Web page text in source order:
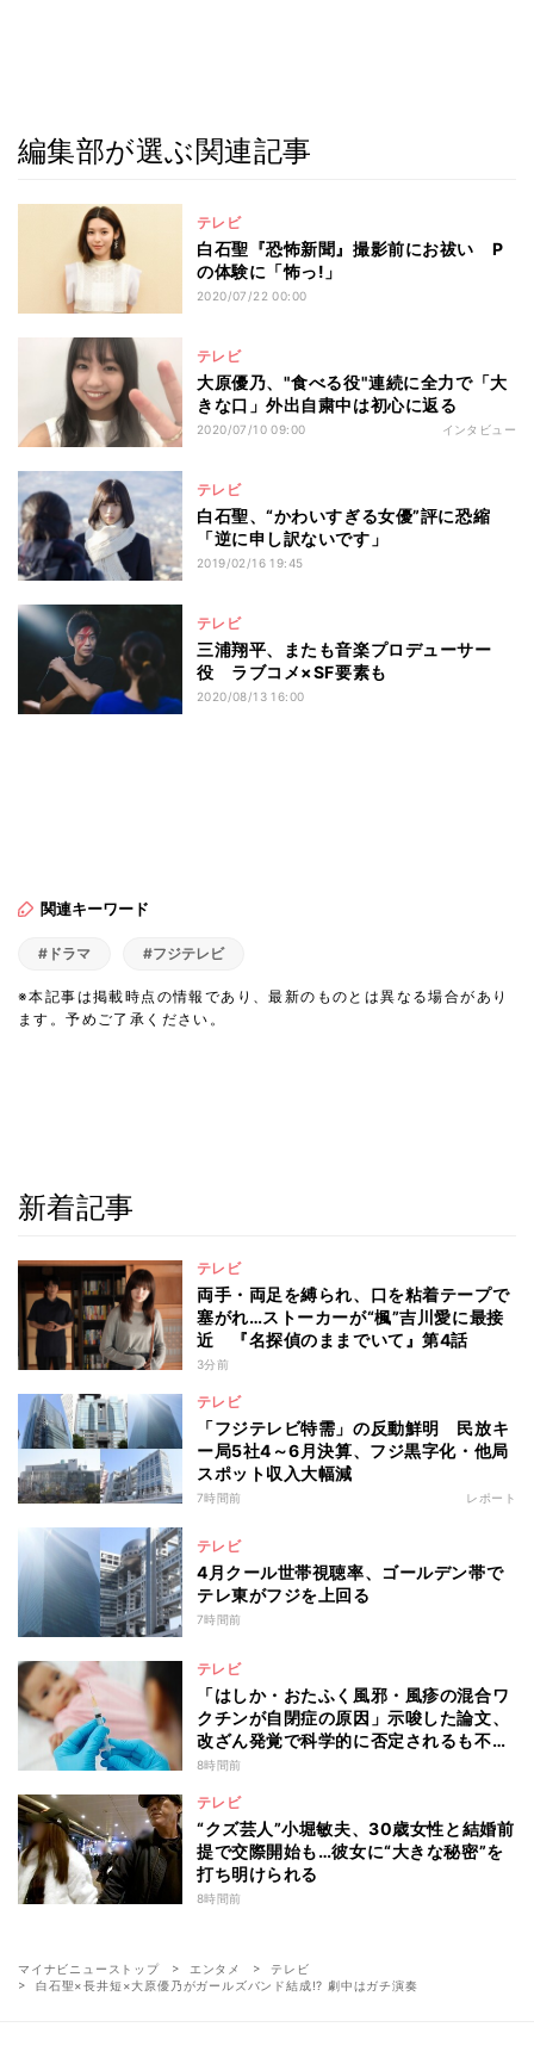
編集部が選ぶ関連記事
テレビ
白石聖『恐怖新聞』撮影前にお祓い P
の体験に「怖っ!」
2020/07/22 00:00
テレビ
大原優乃、"食べる役"連続に全力で「大
きな口」外出自粛中は初心に返る
2020/07/10 09:00 インタビュー
テレビ
白石聖、“かわいすぎる女優”評に恐縮
「逆に申し訳ないです」
2019/02/16 19:45
テレビ
三浦翔平、またも音楽プロデューサー
役 ラブコメ×SF要素も
2020/08/13 16:00
関連キーワード
#ドラマ #フジテレビ
※本記事は掲載時点の情報であり、最新のものとは異なる場合があり
ます。予めご了承ください。
新着記事
テレビ
両手・両足を縛られ、口を粘着テープで
塞がれ…ストーカーが“楓”吉川愛に最接
近 『名探偵のままでいて』第4話
3分前
テレビ
「フジテレビ特需」の反動鮮明 民放キ
ー局5社4～6月決算、フジ黒字化・他局
スポット収入大幅減
7時間前 レポート
テレビ
4月クール世帯視聴率、ゴールデン帯で
テレ東がフジを上回る
7時間前
テレビ
「はしか・おたふく風邪・風疹の混合ワ
クチンが自閉症の原因」示唆した論文、
改ざん発覚で科学的に否定されるも不安
消えず…科学者たちの反証はなぜ届かな
8時間前
テレビ
“クズ芸人”小堀敏夫、30歳女性と結婚前
提で交際開始も…彼女に“大きな秘密”を
打ち明けられる
8時間前
マイナビニューストップ エンタメ
テレビ
白石聖×長井短×大原優乃がガールズバンド結成!? 劇中はガチ演奏